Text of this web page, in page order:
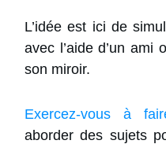
L’idée est ici de
avec l’aide d’un ami
son miroir.
Exercez-vous à
aborder des sujets